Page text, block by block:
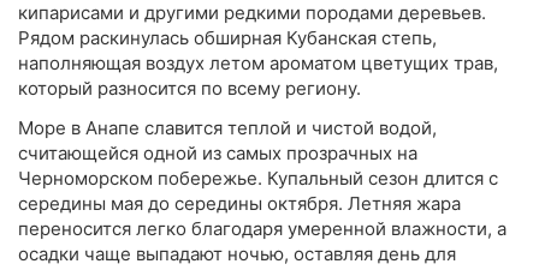
кипарисами и другими редкими породами деревьев.
Рядом раскинулась обширная Кубанская степь,
наполняющая воздух летом ароматом цветущих трав,
который разносится по всему региону.
Море в Анапе славится теплой и чистой водой,
считающейся одной из самых прозрачных на
Черноморском побережье. Купальный сезон длится с
середины мая до середины октября. Летняя жара
переносится легко благодаря умеренной влажности, а
осадки чаще выпадают ночью, оставляя день для